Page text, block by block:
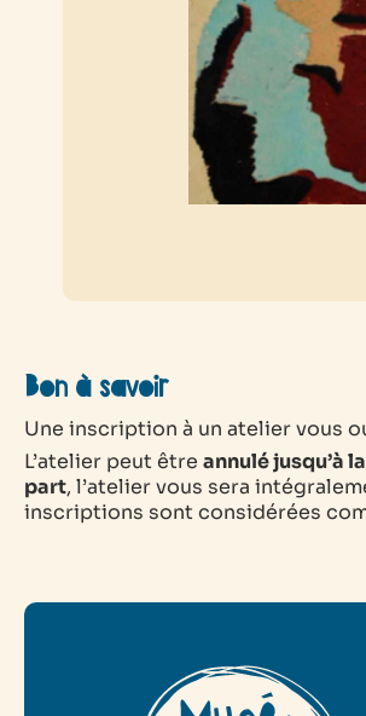
Bon à savoir
Une inscription à un atelier vous
L’atelier peut être annulé jusqu’à
part, l’atelier vous sera
inscriptions sont considérées